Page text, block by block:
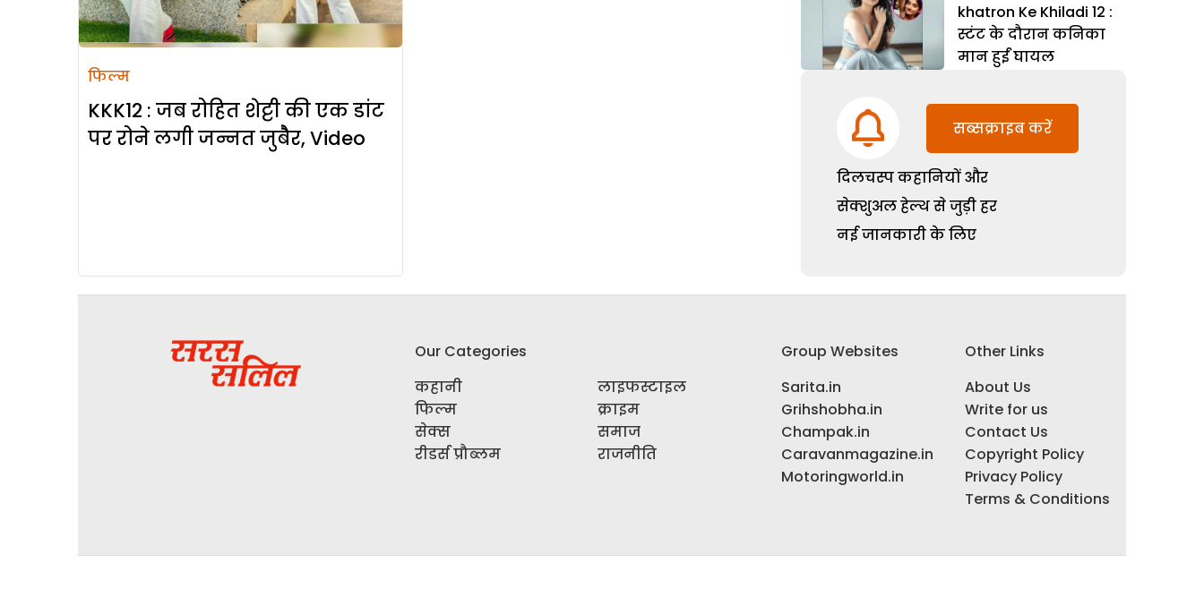
फिल्म
KKK12 : जब रोहित शेट्टी की एक डांट
पर रोने लगी जन्नत जुबैैर, Video
khatron Ke Khiladi 12 :
स्टंट के दौरान कनिका
मान हुईं घायल
दिलचस्प कहानियों और
सेक्शुअल हेल्थ से जुड़ी हर
नई जानकारी के लिए
सब्सक्राइब करें
Our Categories
कहानी
फिल्म
सेक्स
रीडर्स प्रौब्लम
लाइफस्टाइल
क्राइम
समाज
राजनीति
Group Websites
Sarita.in
Grihshobha.in
Champak.in
Caravanmagazine.in
Motoringworld.in
Other Links
About Us
Write for us
Contact Us
Copyright Policy
Privacy Policy
Terms & Conditions